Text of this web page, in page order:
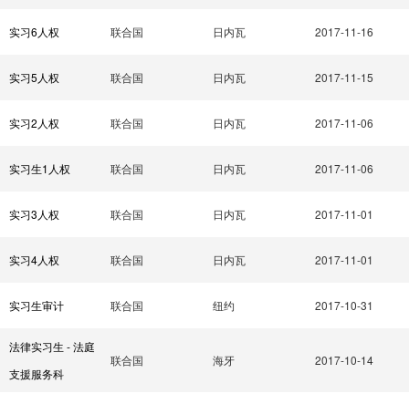
实习6人权 联合国 日内瓦 2017-11-16
实习5人权 联合国 日内瓦 2017-11-15
实习2人权 联合国 日内瓦 2017-11-06
实习生1人权 联合国 日内瓦 2017-11-06
实习3人权 联合国 日内瓦 2017-11-01
实习4人权 联合国 日内瓦 2017-11-01
实习生审计 联合国 纽约 2017-10-31
法律实习生 - 法庭
支援服务科
联合国 海牙 2017-10-14